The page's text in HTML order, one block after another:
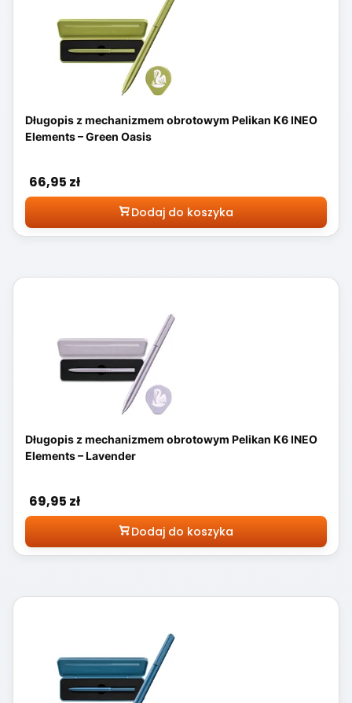
Długopis z mechanizmem obrotowym Pelikan K6 INEO
Elements – Green Oasis
Cena
66,95 zł
Dodaj do koszyka
Długopis z mechanizmem obrotowym Pelikan K6 INEO
Elements – Lavender
Cena
69,95 zł
Dodaj do koszyka